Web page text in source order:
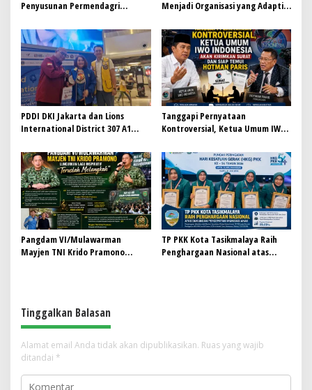
Penyusunan Permendagri
Menjadi Organisasi yang Adaptif,
PDDI DKI Jakarta dan Lions
International District 307 A1
Gerakan Donor Darah Modern
Tanggapi Pernyataan
Kontroversial, Ketua Umum IWO
Temui Hotman Paris: Jaga
Marwah Pers Lewat Dialog
Terbuka
Pangdam VI/Mulawarman
Mayjen TNI Krido Pramono
TP PKK Kota Tasikmalaya Raih
Penghargaan Nasional atas
Tinggalkan Balasan
Alamat email Anda tidak akan dipublikasikan. Ruas yang wajib
ditandai *